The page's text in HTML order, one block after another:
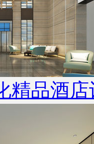
精品酒